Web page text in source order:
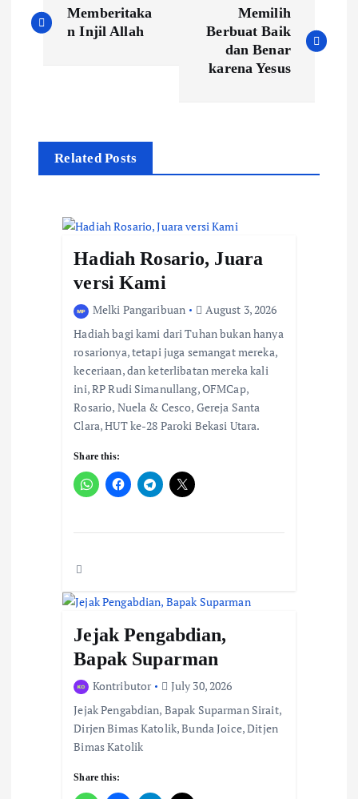
o
Memberitaka
n Injil Allah
Memilih
Berbuat Baik
dan Benar
karena Yesus
Related Posts
Hadiah Rosario, Juara
versi Kami
Melki Pangaribuan
August 3, 2026
Hadiah bagi kami dari Tuhan bukan hanya
rosarionya, tetapi juga semangat mereka,
keceriaan, dan keterlibatan mereka kali
ini, RP Rudi Simanullang, OFMCap,
Rosario, Nuela & Cesco, Gereja Santa
Clara, HUT ke-28 Paroki Bekasi Utara.
Share this:
Jejak Pengabdian,
Bapak Suparman
Kontributor
July 30, 2026
Jejak Pengabdian, Bapak Suparman Sirait,
Dirjen Bimas Katolik, Bunda Joice, Ditjen
Bimas Katolik
Share this: